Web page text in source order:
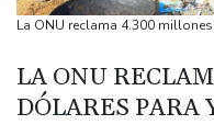
Ormuz
Dolphin
Llega Messi a Argentina
La ONU reclama 4.300
LA ONU
DÓLARES PARA